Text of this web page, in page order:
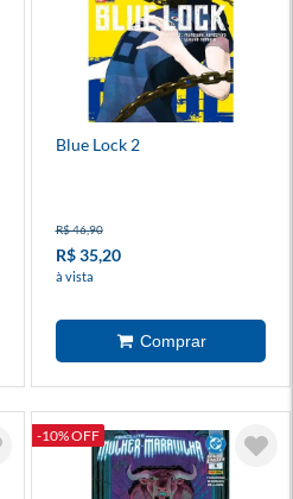
Blue Lock 2
R$ 46,90
R$ 35,20
à vista
-10% OFF